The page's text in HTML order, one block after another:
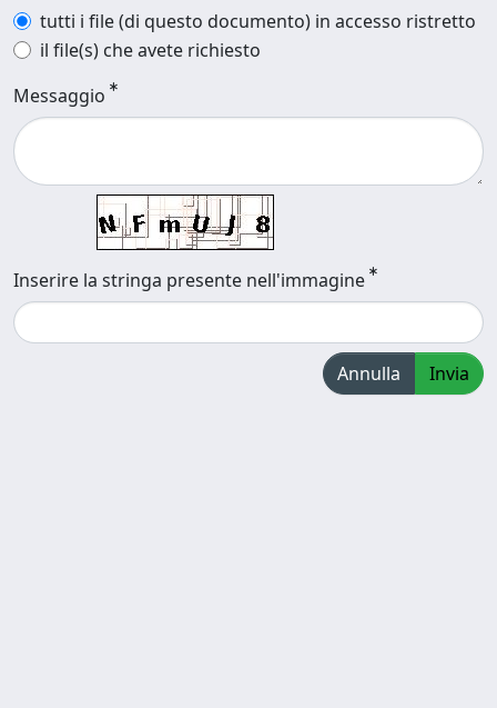
tutti i file (di questo documento) in accesso ristretto
il file(s) che avete richiesto
Messaggio
Inserire la stringa presente nell'immagine
Annulla Invia